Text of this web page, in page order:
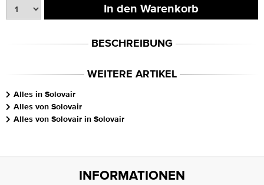
BESCHREIBUNG
WEITERE ARTIKEL
Alles in Solovair
Alles von Solovair
Alles von Solovair in Solovair
INFORMATIONEN